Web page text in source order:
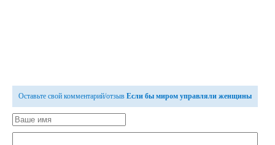
Оставьте свой комментарий/отзыв Если бы миром управляли женщины